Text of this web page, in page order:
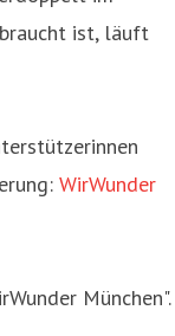
ist, läuft
WirWunder
München".